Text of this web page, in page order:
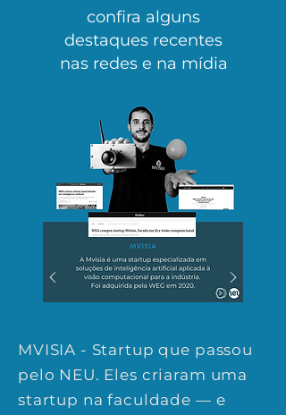
confira alguns
destaques recentes
nas redes e na mídia
MVISIA - Startup que passou
pelo NEU. Eles criaram uma
startup na faculdade — e